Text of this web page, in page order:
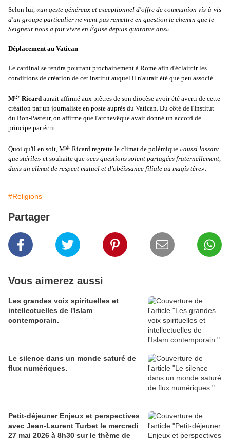
Selon lui, «un geste généreux et exceptionnel d'offre de communion vis-à-vis
d'un groupe particulier ne vient pas remettre en question le chemin que le
Seigneur nous a fait vivre en Église depuis quarante ans».
Déplacement au Vatican
Le cardinal se rendra pourtant prochainement à Rome afin d'éclaircir les
conditions de création de cet institut auquel il n'aurait été que peu associé.
Mgr Ricard aurait affirmé aux prêtres de son diocèse avoir été averti de cette
création par un journaliste en poste auprès du Vatican. Du côté de l'Institut
du Bon-Pasteur, on affirme que l'archevêque avait donné un accord de
principe par écrit.
Quoi qu'il en soit, Mgr Ricard regrette le climat de polémique «aussi lassant
que stérile» et souhaite que «ces questions soient partagées fraternellement,
dans un climat de respect mutuel et d'obéissance filiale au magis tère».
#Religions
Partager
Vous aimerez aussi
Les grandes voix spirituelles et
intellectuelles de l'Islam
contemporain.
Le silence dans un monde saturé de
flux numériques.
Petit-déjeuner Enjeux et perspectives
avec Jean-Laurent Turbet le mercredi
27 mai 2026 à 8h30 sur le thème de